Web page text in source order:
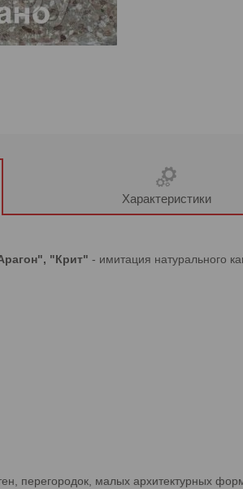
Характеристики
"Крит" - имитация натурального
перегородок, малых архитектурных